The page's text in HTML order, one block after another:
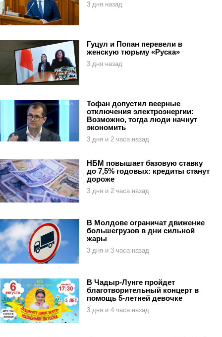
3 дня назад
Гуцул и Попан перевели в
женскую тюрьму «Руска»
3 дня назад
Тофан допустил веерные
отключения электроэнергии:
Возможно, тогда люди начнут
экономить
3 дня и 2 часа назад
НБМ повышает базовую ставку
до 7,5% годовых: кредиты станут
дороже
3 дня и 2 часа назад
В Молдове ограничат движение
большегрузов в дни сильной
жары
3 дня и 3 часа назад
В Чадыр-Лунге пройдет
благотворительный концерт в
помощь 5-летней девочке
3 дня и 4 часа назад